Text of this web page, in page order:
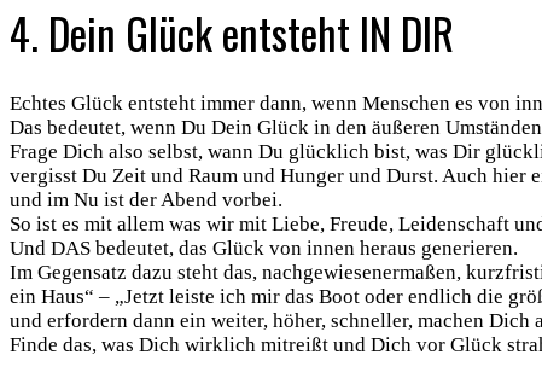
4. Dein Glück entsteht IN DIR
Echtes Glück entsteht immer dann, wenn Menschen es von
Das bedeutet, wenn Du Dein Glück in den äußeren
Frage Dich also selbst, wann Du glücklich bist, was Dir
vergisst Du Zeit und Raum und Hunger und Durst. Auch hier
und im Nu ist der Abend vorbei.
So ist es mit allem was wir mit Liebe, Freude, Leidenschaft
Und DAS bedeutet, das Glück von innen heraus generieren.
Im Gegensatz dazu steht das, nachgewiesenermaßen,
ein Haus“ – „Jetzt leiste ich mir das Boot oder endlich die
und erfordern dann ein weiter, höher, schneller, machen
Finde das, was Dich wirklich mitreißt und Dich vor Glück